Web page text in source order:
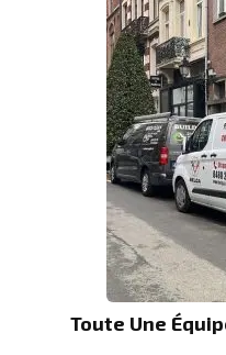
Toute Une